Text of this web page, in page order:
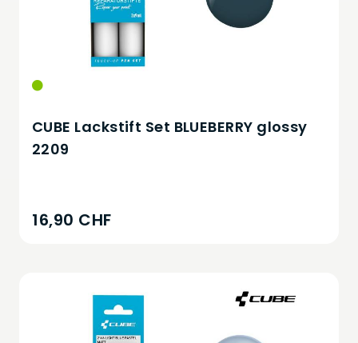
CUBE Lackstift Set BLUEBERRY glossy
2209
16,90 CHF